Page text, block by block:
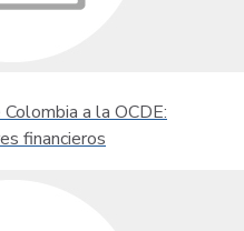
a la OCDE:
financieros